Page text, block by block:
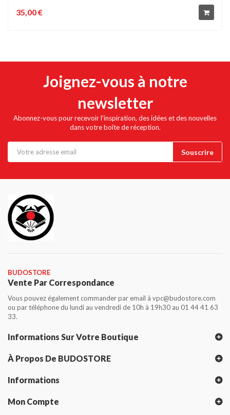
35,00 €
Joignez-vous à notre
newsletter
Abonnez-vous pour recevoir l'inspiration, des idées et des nouvelles
dans votre boîte de réception.
BUDOSTORE
Vente Par Correspondance
Vous pouvez également commander par email à vpc@budostore.com
ou par téléphone du lundi au vendredi de 10h à 19h30 au 01 44 41 63
33.
Informations Sur Votre Boutique
À Propos De BUDOSTORE
Informations
Mon Compte